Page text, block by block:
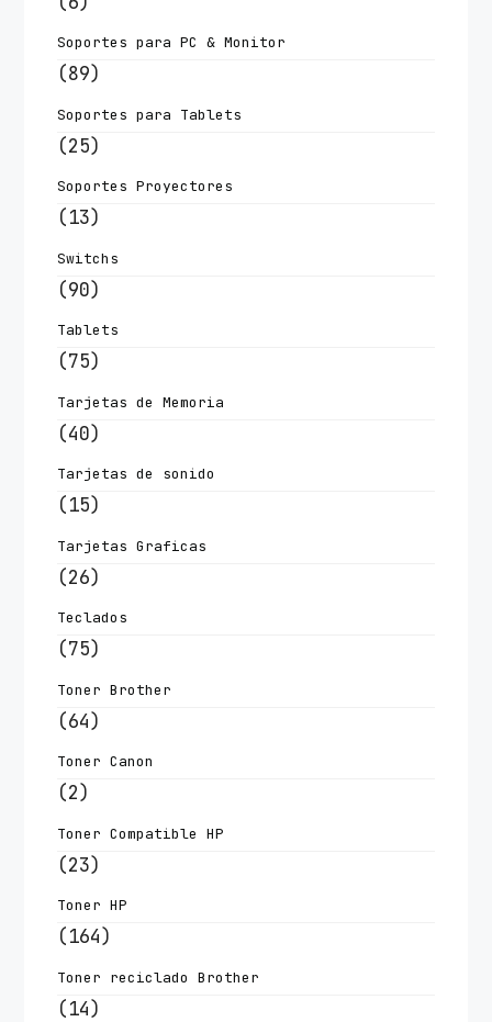
Soportes para PC & Monitor
(89)
Soportes para Tablets
(25)
Soportes Proyectores
(13)
Switchs
(90)
Tablets
(75)
Tarjetas de Memoria
(40)
Tarjetas de sonido
(15)
Tarjetas Graficas
(26)
Teclados
(75)
Toner Brother
(64)
Toner Canon
(2)
Toner Compatible HP
(23)
Toner HP
(164)
Toner reciclado Brother
(14)